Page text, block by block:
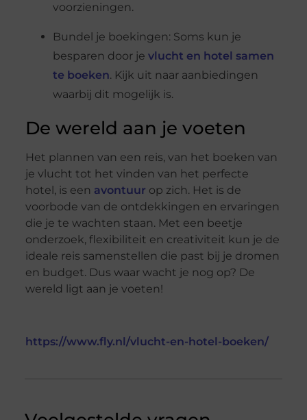
voorzieningen.
Bundel je boekingen: Soms kun je
besparen door je vlucht en hotel samen
te boeken. Kijk uit naar aanbiedingen
waarbij dit mogelijk is.
De wereld aan je voeten
Het plannen van een reis, van het boeken van
je vlucht tot het vinden van het perfecte
hotel, is een avontuur op zich. Het is de
voorbode van de ontdekkingen en ervaringen
die je te wachten staan. Met een beetje
onderzoek, flexibiliteit en creativiteit kun je de
ideale reis samenstellen die past bij je dromen
en budget. Dus waar wacht je nog op? De
wereld ligt aan je voeten!
https://www.fly.nl/vlucht-en-hotel-boeken/